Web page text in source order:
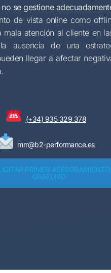
se gestione
de vista online como
mala atención al cliente en
ausencia de una
llegar a afectar
(+34) 935 329 378
mrr@b2-performance.es
PRIMER ASESORAMIENTO
GRATUITO